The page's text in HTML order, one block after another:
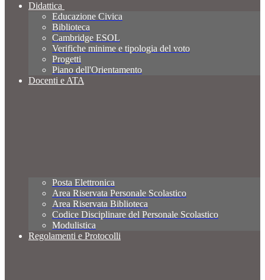
Didattica
Educazione Civica
Biblioteca
Cambridge ESOL
Verifiche minime e tipologia del voto
Progetti
Piano dell'Orientamento
Docenti e ATA
Posta Elettronica
Area Riservata Personale Scolastico
Area Riservata Biblioteca
Codice Disciplinare del Personale Scolastico
Modulistica
Regolamenti e Protocolli